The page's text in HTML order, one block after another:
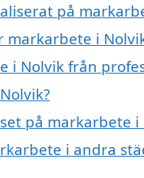
på
markarbete i
i Nolvik från
på markarbete i
i andra